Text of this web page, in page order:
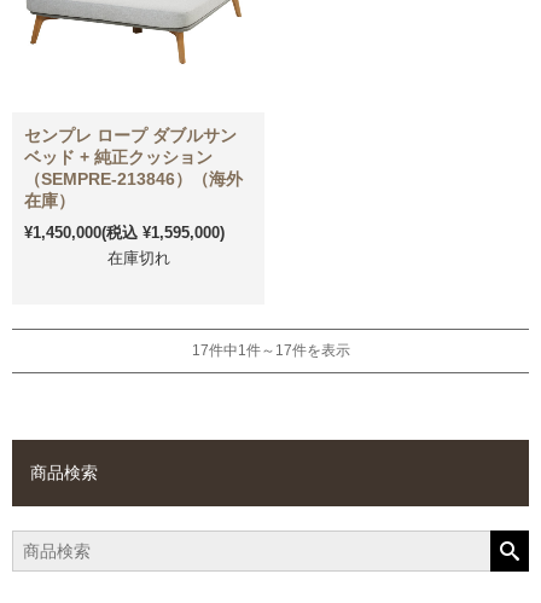
センプレ ロープ ダブルサン
ベッド + 純正クッション
（SEMPRE-213846）（海外
在庫）
¥1,450,000(税込 ¥1,595,000)
在庫切れ
17件中1件～17件を表示
商品検索